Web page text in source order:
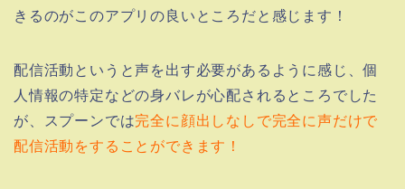
きるのがこのアプリの良いところだと感じます！
配信活動というと声を出す必要があるように感じ、個
人情報の特定などの身バレが心配されるところでした
が、スプーンでは完全に顔出しなしで完全に声だけで
配信活動をすることができます！